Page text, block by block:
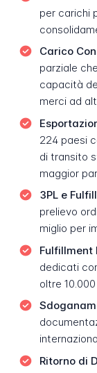
per carichi
Carico
parziale
capacità
merci ad
224 paesi
di transito
maggior
3PL e
prelievo
miglio per
Fulfillment
dedicati
oltre
Ritorno di